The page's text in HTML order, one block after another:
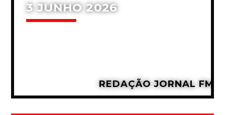
3 JUNHO 2026
REDAÇÃO JORNAL FM